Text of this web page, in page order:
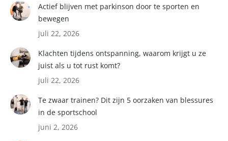
Actief blijven met parkinson door te sporten en
bewegen
juli 22, 2026
Klachten tijdens ontspanning, waarom krijgt u ze
juist als u tot rust komt?
juli 22, 2026
Te zwaar trainen? Dit zijn 5 oorzaken van blessures
in de sportschool
juni 2, 2026